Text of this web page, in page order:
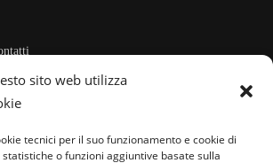
sito web utilizza
tecnici per il suo funzionamento e cookie di
o funzioni aggiuntive basate sulla